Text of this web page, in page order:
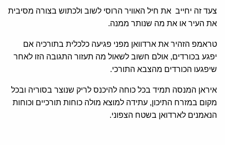
צעד זה יחייב את חיל האוויר הרוסי לשוב ולכתוש בצורה מסיבית
את העיר או את מה שנותר ממנה.
טראמפ הזהיר את ארדוואן מפני פגיעה כלכלית בתורכיה אם
יפגע בכורדים, אולם חשוב לשאול מה תעזור התגובה הזו לאחר
שיפגעו הכורדים מהצבא התורכי.
איראן המנסה תמיד בכל כוחה להיכנס לריק שנוצר בסוריה ובכל
מקום במזרח התיכון, עתידה למוצא מולה כוחות תורכיים וכוחות
הנאמנים לארדואן בשטח הצפוני.